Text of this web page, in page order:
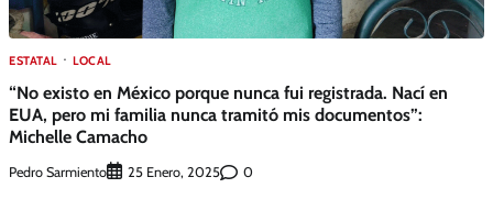
ESTATAL LOCAL
“No existo en México porque nunca fui registrada. Nací en
EUA, pero mi familia nunca tramitó mis documentos”:
Michelle Camacho
Pedro Sarmiento 25 Enero, 2025 0